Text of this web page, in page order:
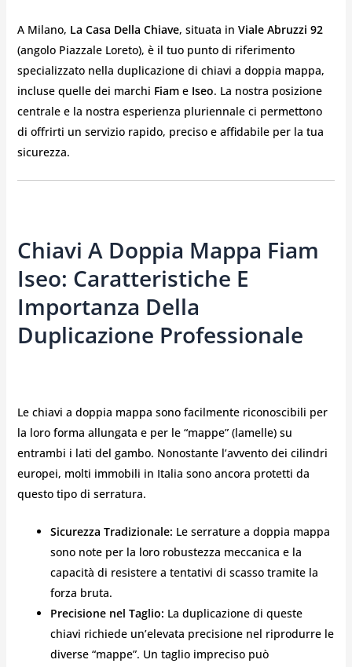
A Milano, La Casa Della Chiave, situata in Viale Abruzzi 92
(angolo Piazzale Loreto), è il tuo punto di riferimento
specializzato nella duplicazione di chiavi a doppia mappa,
incluse quelle dei marchi Fiame Iseo. La nostra posizione
centrale e la nostra esperienza pluriennale ci permettono
di offrirti un servizio rapido, preciso e affidabile per la tua
sicurezza.
Chiavi A Doppia Mappa Fiam
Iseo: Caratteristiche E
Importanza Della
Duplicazione Professionale
Le chiavi a doppia mappa sono facilmente riconoscibili per
la loro forma allungata e per le “mappe” (lamelle) su
entrambi i lati del gambo. Nonostante l’avvento dei cilindri
europei, molti immobili in Italia sono ancora protetti da
questo tipo di serratura.
Sicurezza Tradizionale: Le serrature a doppia mappa
sono note per la loro robustezza meccanica e la
capacità di resistere a tentativi di scasso tramite la
forza bruta.
Precisione nel Taglio: La duplicazione di queste
chiavi richiede un’elevata precisione nel riprodurre le
diverse “mappe”. Un taglio impreciso può